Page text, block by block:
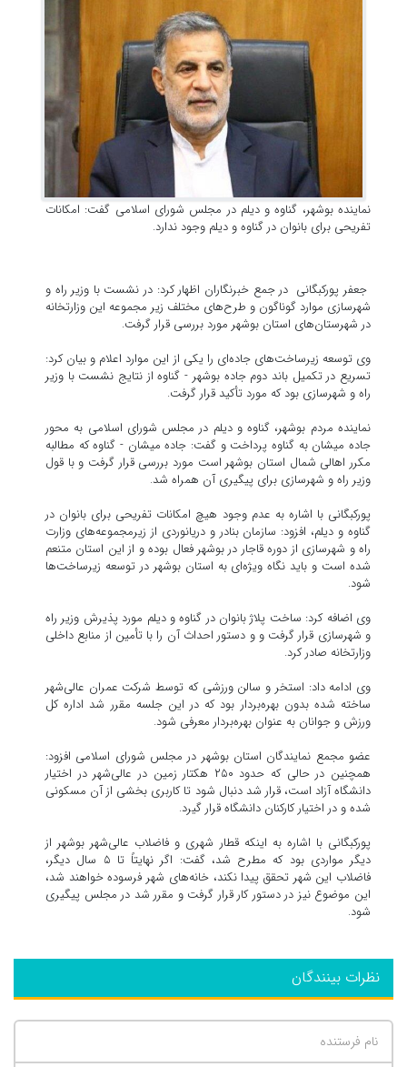
نماینده بوشهر، گناوه و دیلم در مجلس شورای اسلامی گفت: امکانات
تفریحی برای بانوان در گناوه و دیلم وجود ندارد.
جعفر پورکبگانی در جمع خبرنگاران اظهار کرد: در نشست با وزیر راه و
شهرسازی موارد گوناگون و طرح‌های مختلف زیر مجموعه این وزارتخانه
در شهرستان‌های استان بوشهر مورد بررسی قرار گرفت.
وی توسعه زیرساخت‌های جاده‌ای را یکی از این موارد اعلام و بیان کرد:
تسریع در تکمیل باند دوم جاده بوشهر - گناوه از نتایج نشست با وزیر
راه و شهرسازی بود که مورد تأکید قرار گرفت.
نماینده مردم بوشهر، گناوه و دیلم در مجلس شورای اسلامی به محور
جاده میشان به گناوه پرداخت و گفت: جاده میشان - گناوه که مطالبه
مکرر اهالی شمال استان بوشهر است مورد بررسی قرار گرفت و با قول
وزیر راه و شهرسازی برای پیگیری آن همراه شد.
پورکبگانی با اشاره به عدم وجود هیچ امکانات تفریحی برای بانوان در
گناوه و دیلم، افزود: سازمان بنادر و دریانوردی از زیرمجموعه‌های وزارت
راه و شهرسازی از دوره قاجار در بوشهر فعال بوده و از این استان متنعم
شده است و باید نگاه ویژه‌ای به استان بوشهر در توسعه زیرساخت‌ها
شود.
وی اضافه کرد: ساخت پلاژ بانوان در گناوه و دیلم مورد پذیرش وزیر راه
و شهرسازی قرار گرفت و و دستور احداث آن را با تأمین از منابع داخلی
وزارتخانه صادر کرد.
وی ادامه داد: استخر و سالن ورزشی که توسط شرکت عمران عالی‌شهر
ساخته شده بدون بهره‌بردار بود که در این جلسه مقرر شد اداره کل
ورزش و جوانان به عنوان بهره‌بردار معرفی شود.
عضو مجمع نمایندگان استان بوشهر در مجلس شورای اسلامی افزود:
همچنین در حالی که حدود ۲۵۰ هکتار زمین در عالی‌شهر در اختیار
دانشگاه آزاد است، قرار شد دنبال شود تا کاربری بخشی از آن مسکونی
شده و در اختیار کارکنان دانشگاه قرار گیرد.
پورکبگانی با اشاره به اینکه قطار شهری و فاضلاب عالی‌شهر بوشهر از
دیگر مواردی بود که مطرح شد، گفت: اگر نهایتاً تا ۵ سال دیگر،
فاضلاب این شهر تحقق پیدا نکند، خانه‌های شهر فرسوده خواهند شد،
این موضوع نیز در دستور کار قرار گرفت و مقرر شد در مجلس پیگیری
شود.
نظرات بینندگان